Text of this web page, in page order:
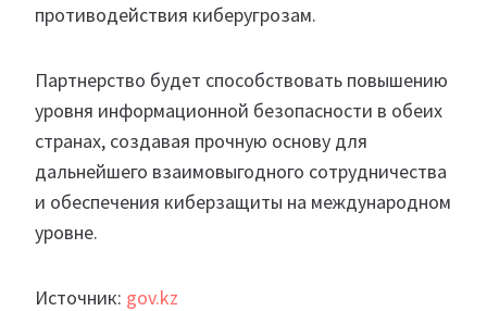
противодействия киберугрозам.
Партнерство будет способствовать повышению
уровня информационной безопасности в обеих
странах, создавая прочную основу для
дальнейшего взаимовыгодного сотрудничества
и обеспечения киберзащиты на международном
уровне.
Источник: gov.kz